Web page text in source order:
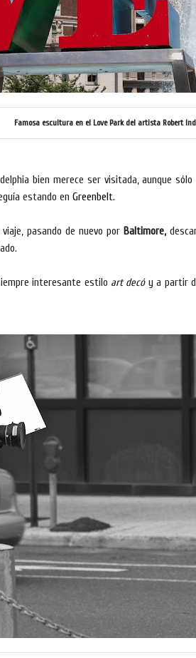
Famosa escultura en el Love Park del artista Robert
bien merece ser visitada, aunque
estando en Greenbelt.
pasando de nuevo por Baltimore,
interesante estilo art decó y a partir